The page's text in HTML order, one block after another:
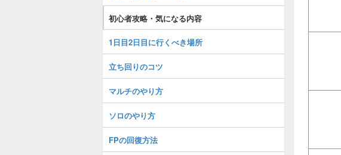
初心者攻略・気になる内容
1日目2日目に行くべき場所
立ち回りのコツ
マルチのやり方
ソロのやり方
FPの回復方法